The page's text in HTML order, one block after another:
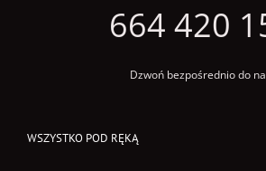
664 420
Dzwoń bezpośrednio do
WSZYSTKO POD RĘKĄ